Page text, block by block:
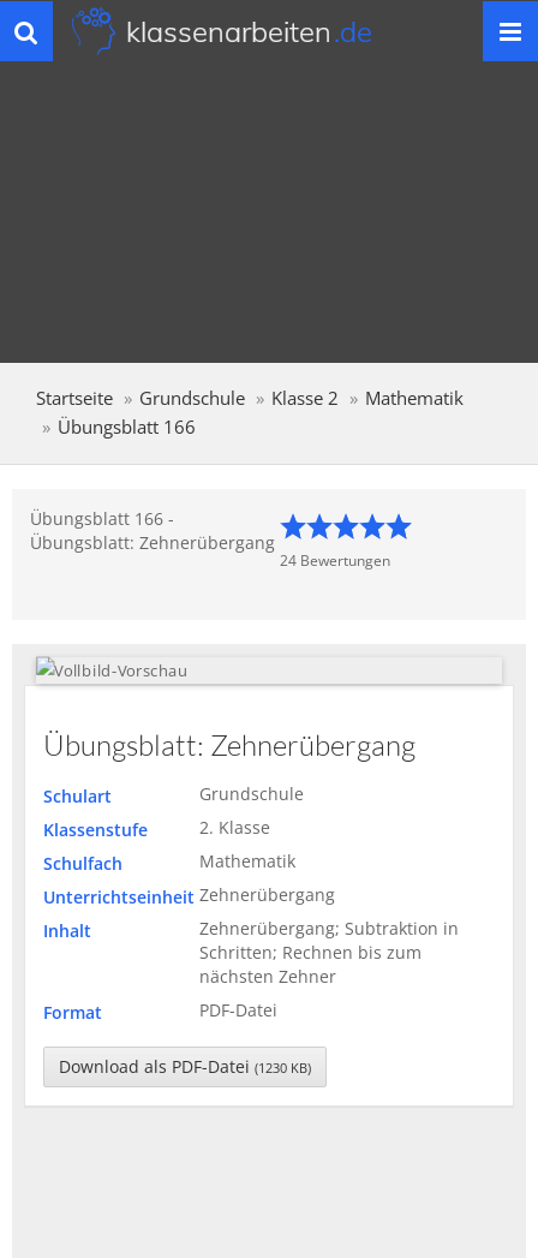
Toggle
navigation
klassenarbeiten.de
Startseite Grundschule Klasse 2
Mathematik
Übungsblatt 166
Übungsblatt 166 -
Übungsblatt: Zehnerübergang
24Bewertungen
Übungsblatt: Zehnerübergang
Schulart
Grundschule
Klassenstufe
2. Klasse
Schulfach
Mathematik
Unterrichtseinheit Zehnerübergang
Inhalt
Zehnerübergang; Subtraktion in
Schritten; Rechnen bis zum
nächsten Zehner
Format
PDF-Datei
Download als PDF-Datei (1230 KB)